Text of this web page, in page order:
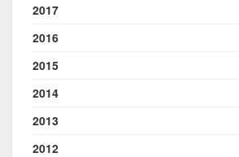
2017
2016
2015
2014
2013
2012